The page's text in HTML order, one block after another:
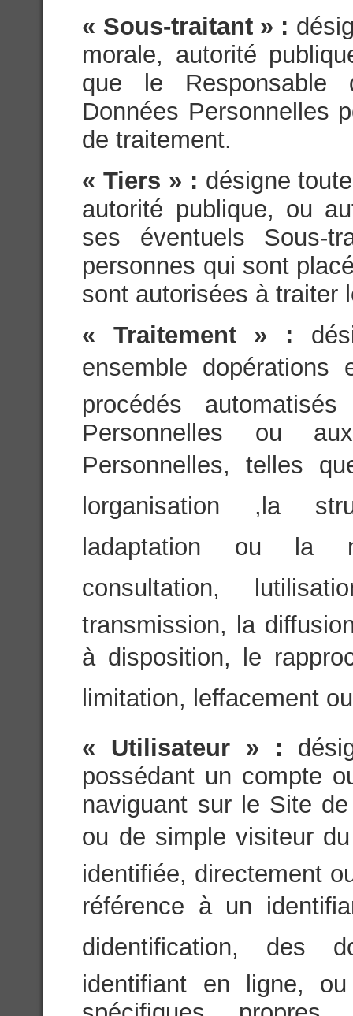
« Sous-traitant » :
morale, autorité
que le
Données Personnelles
de traitement.
« Tiers » : désigne
autorité publique, ou
ses éventuels Sous-
personnes qui sont
sont autorisées à traiter
« Traitement » :
ensemble
procédés
Personnelles ou
Personnelles, telles
lorganisation ,la
ladaptation ou la
consultation,
transmission, la
à disposition, le
limitation, leffacement
« Utilisateur » :
possédant un compte
naviguant sur le Site
ou de simple visiteur
identifiée, directement
référence à un
didentification, des
identifiant en ligne,